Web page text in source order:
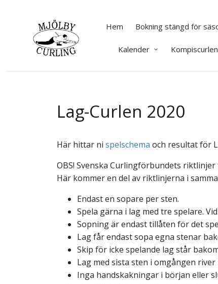
Hem Bokning stängd för
Kalender Kompiscurlen
Lag-Curlen 2020
Här hittar ni spelschema och resultat för
OBS! Svenska Curlingförbundets
Här kommer en del av riktlinjerna i
Endast en sopare per sten.
Spela gärna i lag med tre spelare.
Sopning är endast tillåten för det
Lag får endast sopa egna stenar
Skip för icke spelande lag står
Lag med sista sten i omgången river
Inga handskakningar i början eller